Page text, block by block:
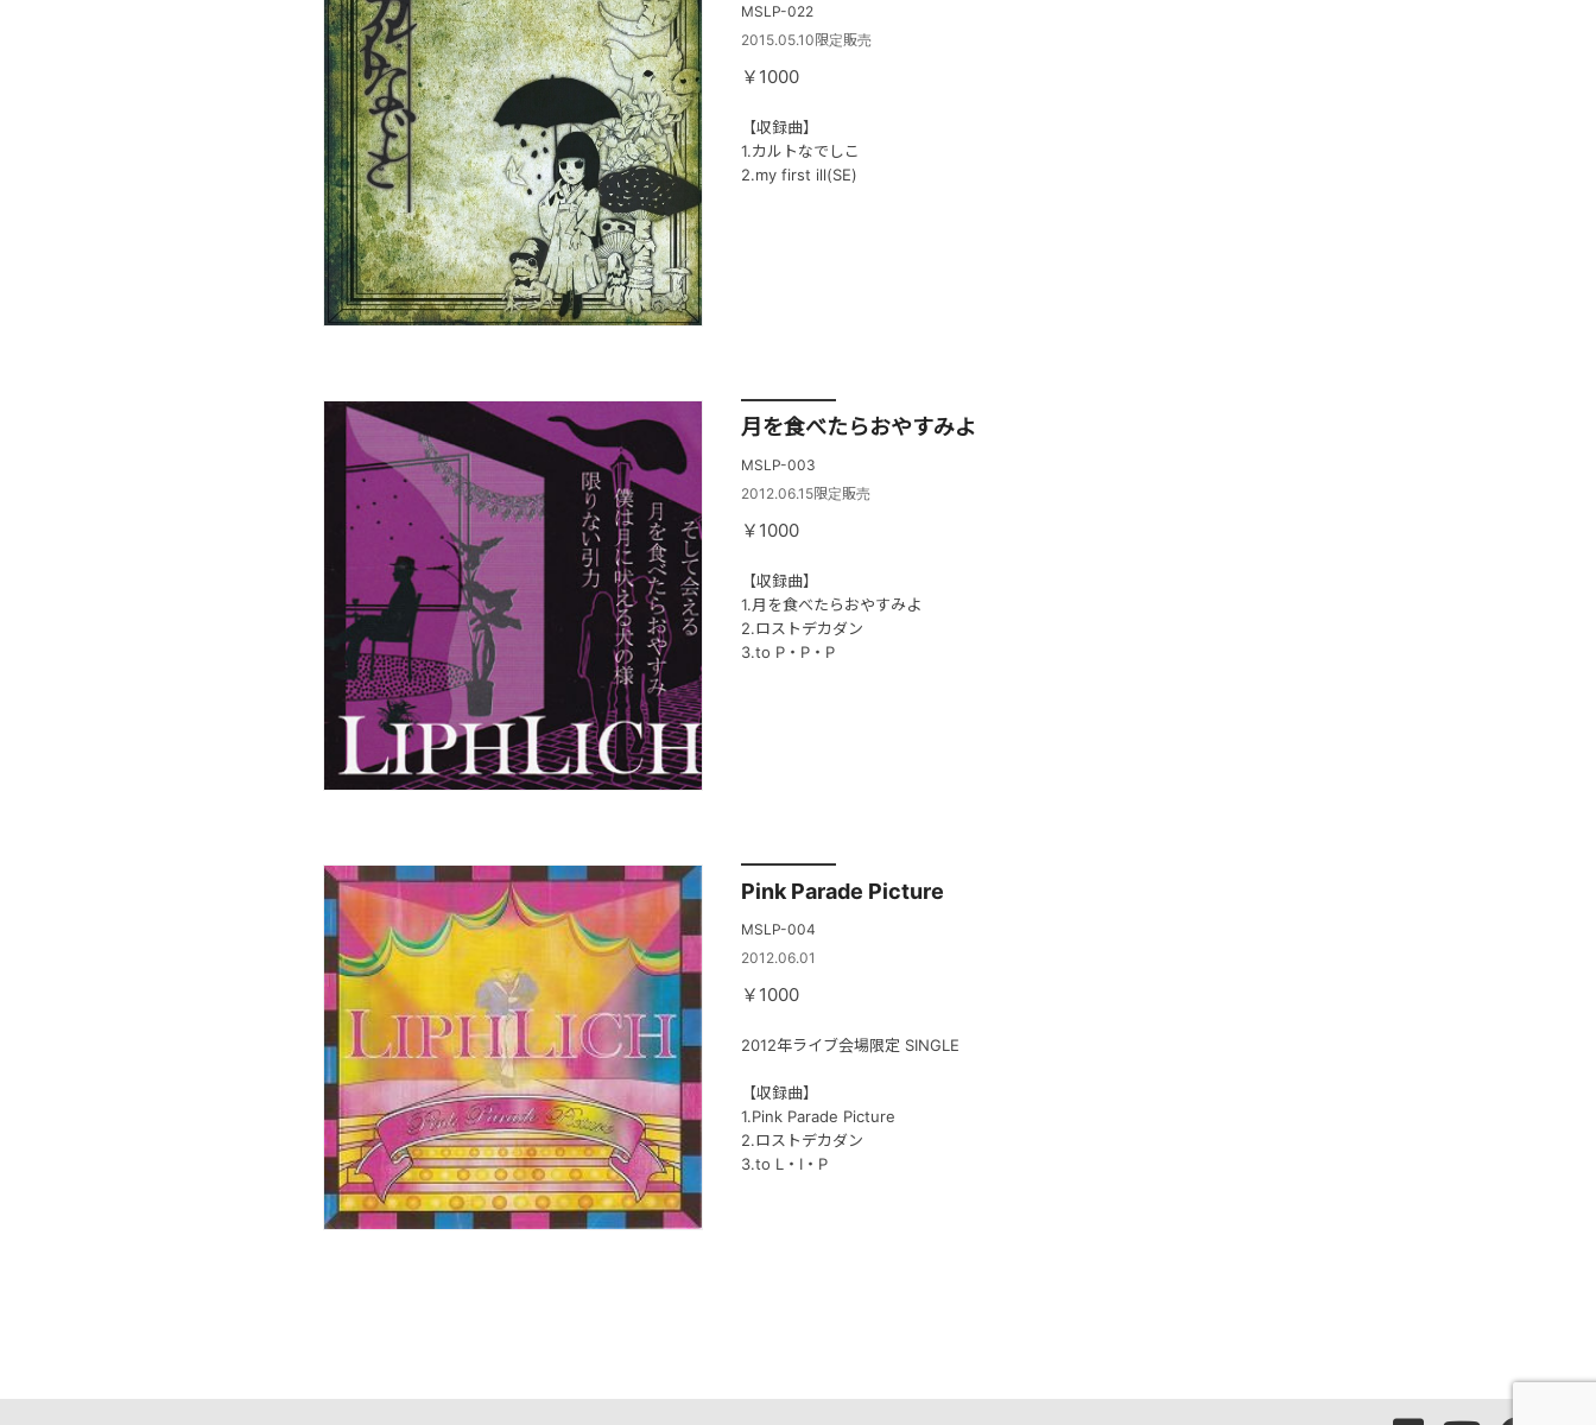
MSLP-022
2015.05.10限定販売
￥1000
【収録曲】
1.カルトなでしこ
2.my first ill(SE)
月を食べたらおやすみよ
MSLP-003
2012.06.15限定販売
￥1000
【収録曲】
1.月を食べたらおやすみよ
2.ロストデカダン
3.to P・P・P
Pink Parade Picture
MSLP-004
2012.06.01
￥1000
2012年ライブ会場限定 SINGLE
【収録曲】
1.Pink Parade Picture
2.ロストデカダン
3.to L・I・P